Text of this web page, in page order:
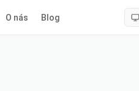
O nás Blog